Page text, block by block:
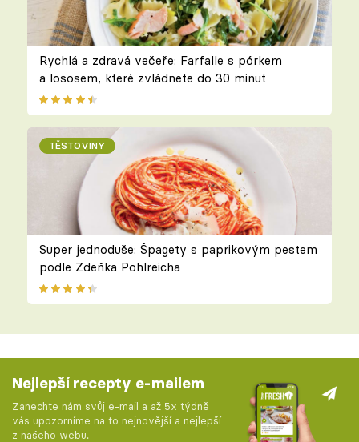
Rychlá a zdravá večeře: Farfalle s pórkem
a lososem, které zvládnete do 30 minut
TĚSTOVINY
Super jednoduše: Špagety s paprikovým pestem
podle Zdeňka Pohlreicha
Nejlepší recepty e-mailem
Zanechte nám svůj e-mail a až 5x týdně
vás upozorníme na to nejnovější a nejlepší
z našeho webu.